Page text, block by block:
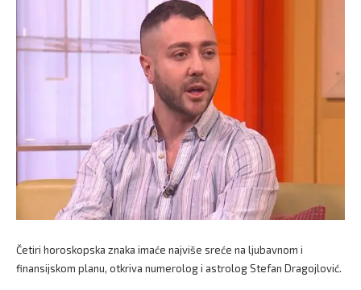
Četiri horoskopska znaka imaće najviše sreće na ljubavnom i
finansijskom planu, otkriva numerolog i astrolog Stefan Dragojlović.